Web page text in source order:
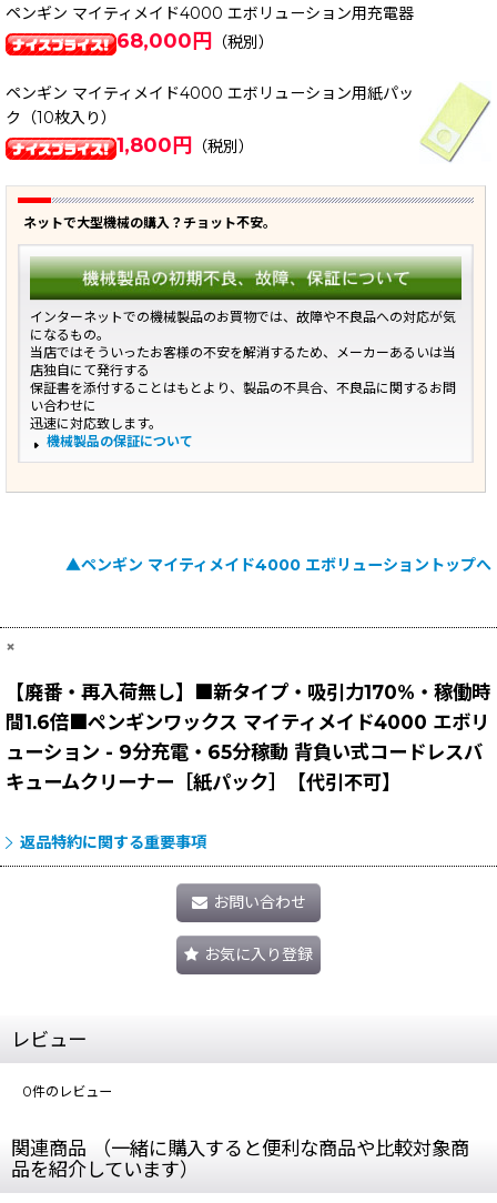
ペンギン マイティメイド4000 エボリューション用充電器
68,000円 （税別）
ペンギン マイティメイド4000 エボリューション用紙パッ
ク（10枚入り）
1,800円 （税別）
ネットで大型機械の購入？チョット不安。
インターネットでの機械製品のお買物では、故障や不良品への対応が気
になるもの。
当店ではそういったお客様の不安を解消するため、メーカーあるいは当
店独自にて発行する
保証書を添付することはもとより、製品の不具合、不良品に関するお問
い合わせに
迅速に対応致します。
機械製品の保証について
▲ペンギン マイティメイド4000 エボリューショントップへ
×
【廃番・再入荷無し】■新タイプ・吸引力170%・稼働時
間1.6倍■ペンギンワックス マイティメイド4000 エボリ
ューション - 9分充電・65分稼動 背負い式コードレスバ
キュームクリーナー［紙パック］【代引不可】
返品特約に関する重要事項
お問い合わせ
お気に入り登録
レビュー
0件のレビュー
関連商品 （一緒に購入すると便利な商品や比較対象商
品を紹介しています）